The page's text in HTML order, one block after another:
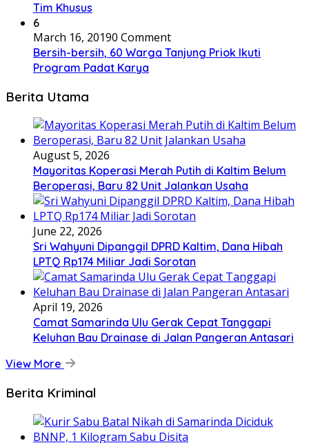
Tim Khusus
6
March 16, 20190 Comment
Bersih-bersih, 60 Warga Tanjung Priok Ikuti
Program Padat Karya
Berita Utama
August 5, 2026
Mayoritas Koperasi Merah Putih di Kaltim Belum
Beroperasi, Baru 82 Unit Jalankan Usaha
June 22, 2026
Sri Wahyuni Dipanggil DPRD Kaltim, Dana Hibah
LPTQ Rp174 Miliar Jadi Sorotan
April 19, 2026
Camat Samarinda Ulu Gerak Cepat Tanggapi
Keluhan Bau Drainase di Jalan Pangeran Antasari
View More
Berita Kriminal